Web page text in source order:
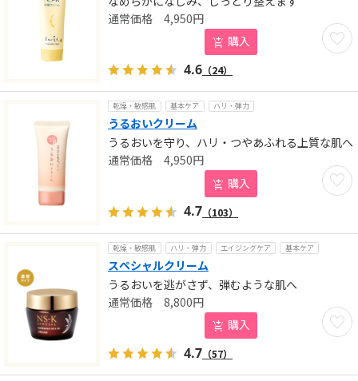
お気
4,950円
購入
4.6 （24）
乾燥・敏感肌 基本ケア ハリ・弾力
うるおいクリーム
うるおいを守り、ハリ・つやあふれる上質な肌へ
お気
4,950円
購入
4.7 （103）
乾燥・敏感肌 ハリ・弾力 エイジングケア 基本ケア
スペシャルクリーム
うるおいを逃がさず、弾むような肌へ
お気
8,800円
購入
4.7 （57）